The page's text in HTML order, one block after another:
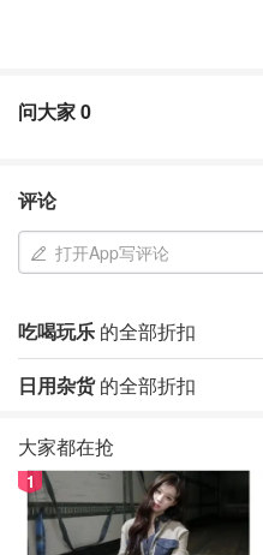
问大家0
评论
打开App写评论
吃喝玩乐 的全部折扣
日用杂货的全部折扣
大家都在抢
1